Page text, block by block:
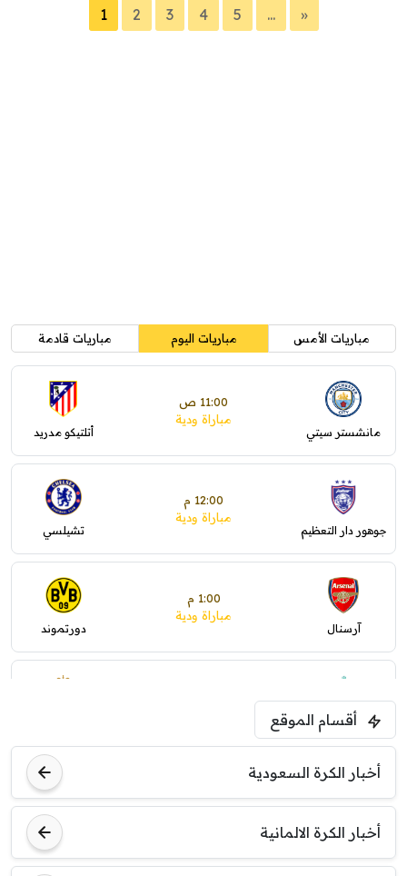
1 2 3 4 5 ... »
مباريات الأمس مباريات اليوم مباريات قادمة
مانشستر سيتي
11:00 ص
مباراة ودية
أتلتيكو مدريد
جوهور دار التعظيم
12:00 م
مباراة ودية
تشيلسي
آرسنال
1:00 م
مباراة ودية
دورتموند
ليفربول
أقسام الموقع
أخبار الكرة السعودية
أخبار الكرة الالمانية